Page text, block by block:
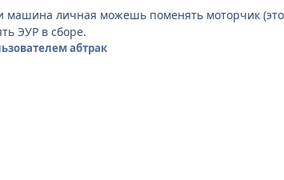
машина личная можешь поменять моторчик
ЭУР в сборе.
абтрак